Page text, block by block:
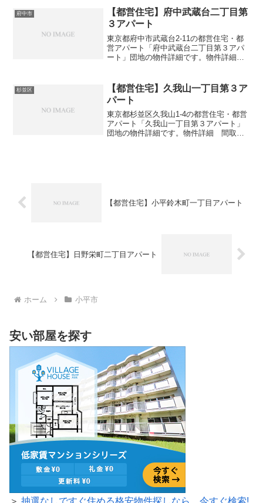
ア...
府中市
【都営住宅】府中武蔵台二丁目第
３アパート
東京都府中市武蔵台2-11の都営住宅・都
営アパート「府中武蔵台二丁目第３アパ
ート」団地の物件詳細です。物件詳細
蔵台2-11間取り2DK-3DK広さ・面積53-62
㎡建...
杉並区
【都営住宅】久我山一丁目第３ア
パート
東京都杉並区久我山1-4の都営住宅・都営
アパート「久我山一丁目第３アパート」
団地の物件詳細です。物件詳細 間取
【都営住宅】小平鈴木町一丁目アパート
【都営住宅】日野栄町二丁目アパート
ホーム 小平市
安い部屋を探す